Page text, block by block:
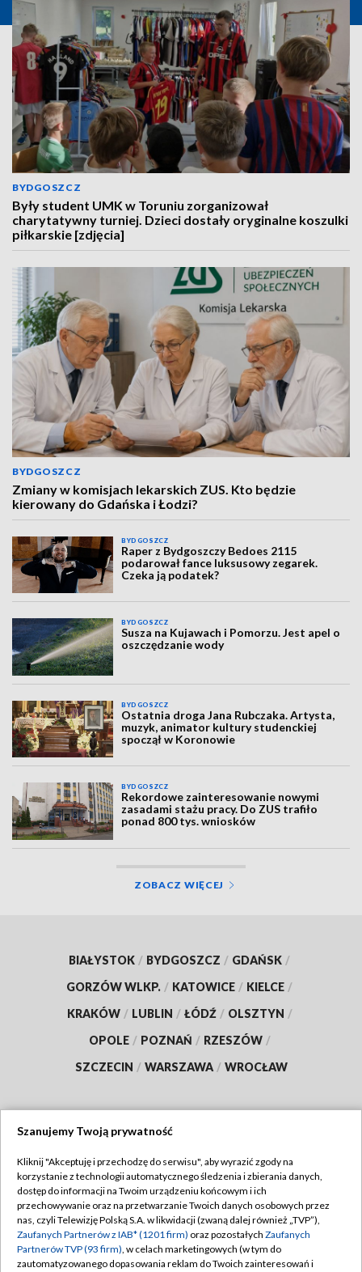
BYDGOSZCZ
Były student UMK w Toruniu zorganizował
charytatywny turniej. Dzieci dostały oryginalne koszulki
piłkarskie [zdjęcia]
BYDGOSZCZ
Zmiany w komisjach lekarskich ZUS. Kto będzie
kierowany do Gdańska i Łodzi?
BYDGOSZCZ
Raper z Bydgoszczy Bedoes 2115
podarował fance luksusowy zegarek.
Czeka ją podatek?
BYDGOSZCZ
Susza na Kujawach i Pomorzu. Jest apel o
oszczędzanie wody
BYDGOSZCZ
Ostatnia droga Jana Rubczaka. Artysta,
muzyk, animator kultury studenckiej
spoczął w Koronowie
BYDGOSZCZ
Rekordowe zainteresowanie nowymi
zasadami stażu pracy. Do ZUS trafiło
ponad 800 tys. wniosków
ZOBACZ WIĘCEJ
BIAŁYSTOK / BYDGOSZCZ / GDAŃSK /
GORZÓW WLKP. / KATOWICE / KIELCE /
KRAKÓW / LUBLIN / ŁÓDŹ / OLSZTYN /
OPOLE / POZNAŃ / RZESZÓW /
SZCZECIN / WARSZAWA / WROCŁAW
TVP
Abonament TVP
Emisja w TVP
Centrum informacji TVP
Regulamin TVP
Polityka prywatności
Moje zgody
Szanujemy Twoją prywatność
Kliknij "Akceptuję i przechodzę do serwisu", aby wyrazić zgody na
korzystanie z technologii automatycznego śledzenia i zbierania danych,
dostęp do informacji na Twoim urządzeniu końcowym i ich
przechowywanie oraz na przetwarzanie Twoich danych osobowych przez
nas, czyli Telewizję Polską S.A. w likwidacji (zwaną dalej również „TVP”),
Zaufanych Partnerów z IAB* (1201 firm) oraz pozostałych Zaufanych
Partnerów TVP (93 firm), w celach marketingowych (w tym do
zautomatyzowanego dopasowania reklam do Twoich zainteresowań i